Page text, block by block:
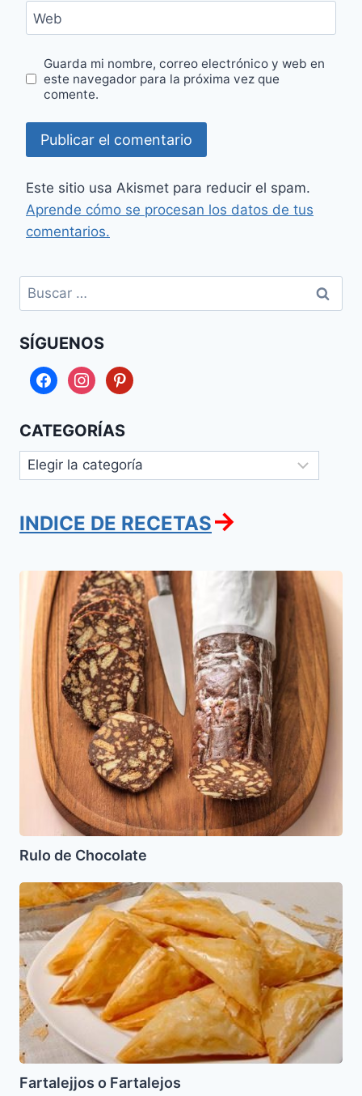
Web
Guarda mi nombre, correo electrónico y web en
este navegador para la próxima vez que
comente.
Este sitio usa Akismet para reducir el spam.
Aprende cómo se procesan los datos de tus
comentarios.
Buscar:
SÍGUENOS
facebookinstagrampinterest
CATEGORÍAS
Categorías
INDICE DE RECETAS→
Rulo
Chocolate
Rulo de Chocolate
Fartalejjos
o
Fartalejos
Fartalejjos o Fartalejos